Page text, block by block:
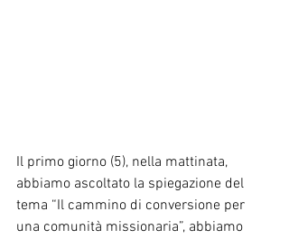
Il primo giorno (5), nella mattinata,
abbiamo ascoltato la spiegazione del
tema “Il cammino di conversione per
una comunità missionaria”, abbiamo